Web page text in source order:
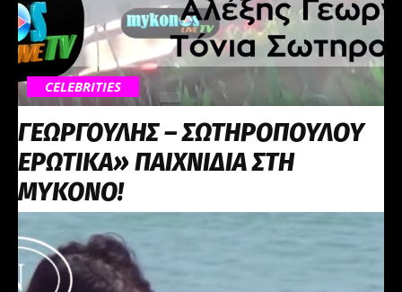
CELEBRITIES
ΓΕΩΡΓΟΥΛΗΣ – ΣΩΤΗΡΟΠΟΥΛΟΥ
ΕΡΩΤΙΚΑ» ΠΑΙΧΝΙΔΙΑ ΣΤΗ
ΜΥΚΟΝΟ!